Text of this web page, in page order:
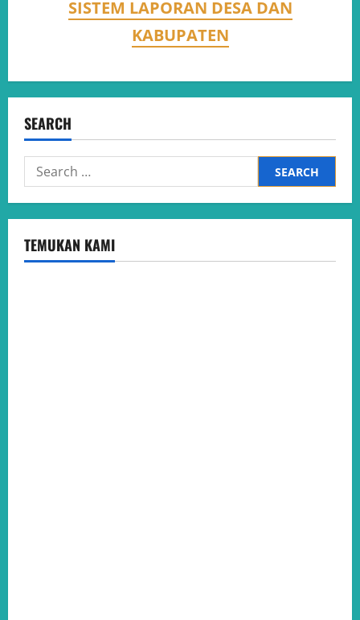
SISTEM LAPORAN DESA DAN
KABUPATEN
SEARCH
Search
for:
TEMUKAN KAMI